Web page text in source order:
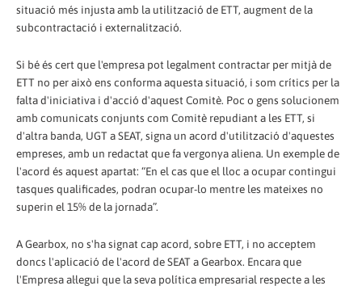
situació més injusta amb la utilització de ETT, augment de la
subcontractació i externalització.
Si bé és cert que l'empresa pot legalment contractar per mitjà de
ETT no per això ens conforma aquesta situació, i som crítics per la
falta d'iniciativa i d'acció d'aquest Comitè. Poc o gens solucionem
amb comunicats conjunts com Comitè repudiant a les ETT, si
d'altra banda, UGT a SEAT, signa un acord d'utilització d'aquestes
empreses, amb un redactat que fa vergonya aliena. Un exemple de
l'acord és aquest apartat: “En el cas que el lloc a ocupar contingui
tasques qualificades, podran ocupar-lo mentre les mateixes no
superin el 15% de la jornada”.
A Gearbox, no s'ha signat cap acord, sobre ETT, i no acceptem
doncs l'aplicació de l'acord de SEAT a Gearbox. Encara que
l'Empresa al·legui que la seva política empresarial respecte a les